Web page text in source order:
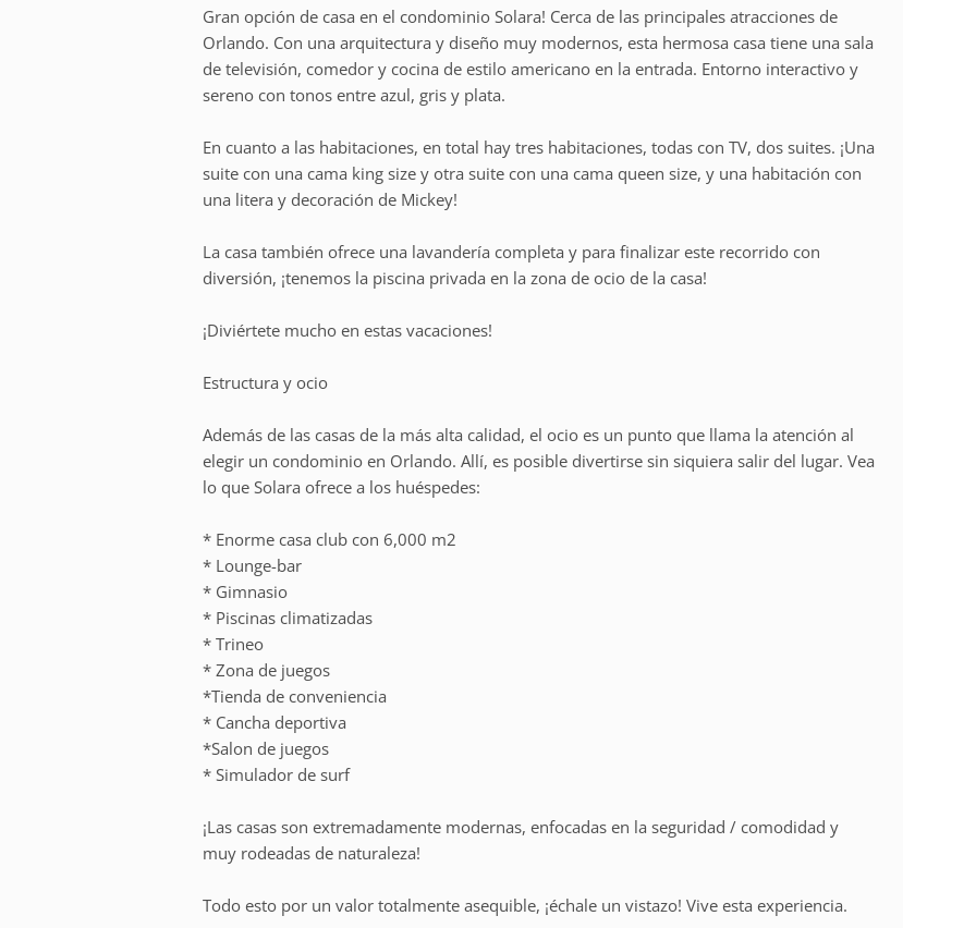
Gran opción de casa en el condominio Solara! Cerca de las principales atracciones de
Orlando. Con una arquitectura y diseño muy modernos, esta hermosa casa tiene una sala
de televisión, comedor y cocina de estilo americano en la entrada. Entorno interactivo y
sereno con tonos entre azul, gris y plata.
En cuanto a las habitaciones, en total hay tres habitaciones, todas con TV, dos suites. ¡Una
suite con una cama king size y otra suite con una cama queen size, y una habitación con
una litera y decoración de Mickey!
La casa también ofrece una lavandería completa y para finalizar este recorrido con
diversión, ¡tenemos la piscina privada en la zona de ocio de la casa!
¡Diviértete mucho en estas vacaciones!
Estructura y ocio
Además de las casas de la más alta calidad, el ocio es un punto que llama la atención al
elegir un condominio en Orlando. Allí, es posible divertirse sin siquiera salir del lugar. Vea
lo que Solara ofrece a los huéspedes:
* Enorme casa club con 6,000 m2
* Lounge-bar
* Gimnasio
* Piscinas climatizadas
* Trineo
* Zona de juegos
*Tienda de conveniencia
* Cancha deportiva
*Salon de juegos
* Simulador de surf
¡Las casas son extremadamente modernas, enfocadas en la seguridad / comodidad y
muy rodeadas de naturaleza!
Todo esto por un valor totalmente asequible, ¡échale un vistazo! Vive esta experiencia.